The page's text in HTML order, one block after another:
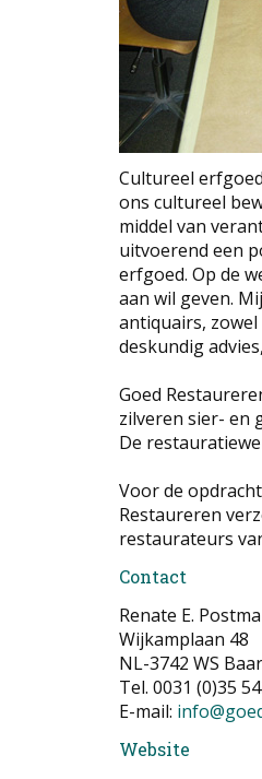
Cultureel
ons cultureel
middel van
uitvoerend een
erfgoed. Op de
aan wil geven.
antiquairs,
deskundig
Goed
zilveren sier- en
De
Voor de
Restaureren
restaurateurs
Contact
Renate E. Postma
Wijkamplaan 48
NL-3742 WS
Tel. 0031 (0)35
E-mail:
Website